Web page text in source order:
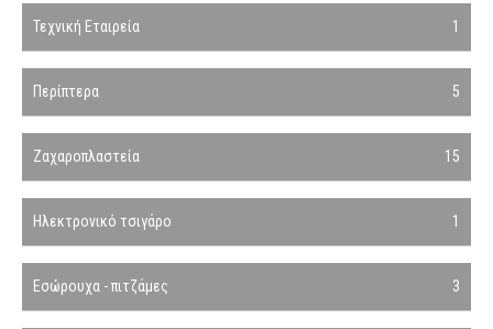
Τεχνική Εταιρεία 1
Περίπτερα 5
Ζαχαροπλαστεία 15
Ηλεκτρονικό τσιγάρο 1
Εσώρουχα - πιτζάμες 3